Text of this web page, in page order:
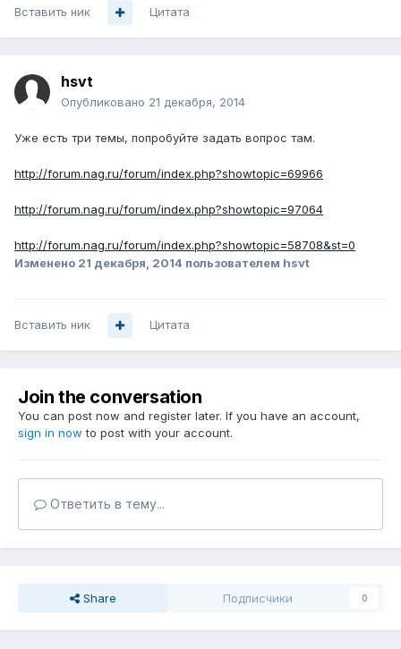
Вставить ник Цитата
hsvt
Опубликовано 21 декабря, 2014
Уже есть три темы, попробуйте задать вопрос там.
http://forum.nag.ru/forum/index.php?showtopic=69966
http://forum.nag.ru/forum/index.php?showtopic=97064
http://forum.nag.ru/forum/index.php?showtopic=58708&st=0
Изменено 21 декабря, 2014 пользователем hsvt
Вставить ник Цитата
Join the conversation
You can post now and register later. If you have an account,
sign in now to post with your account.
Ответить в тему...
Share Подписчики 0